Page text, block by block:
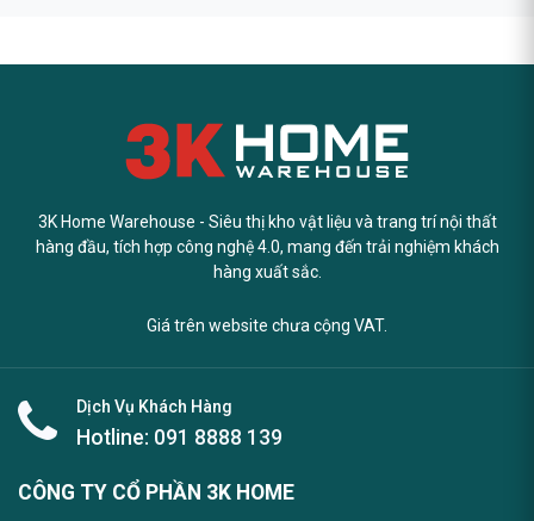
3K Home Warehouse - Siêu thị kho vật liệu và trang trí nội thất
hàng đầu, tích hợp công nghệ 4.0, mang đến trải nghiệm khách
hàng xuất sắc.
Giá trên website chưa cộng VAT.
Dịch Vụ Khách Hàng
Hotline: 091 8888 139
CÔNG TY CỔ PHẦN 3K HOME